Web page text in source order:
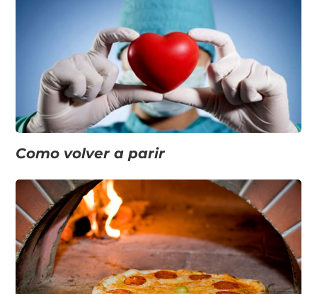
Como volver a parir